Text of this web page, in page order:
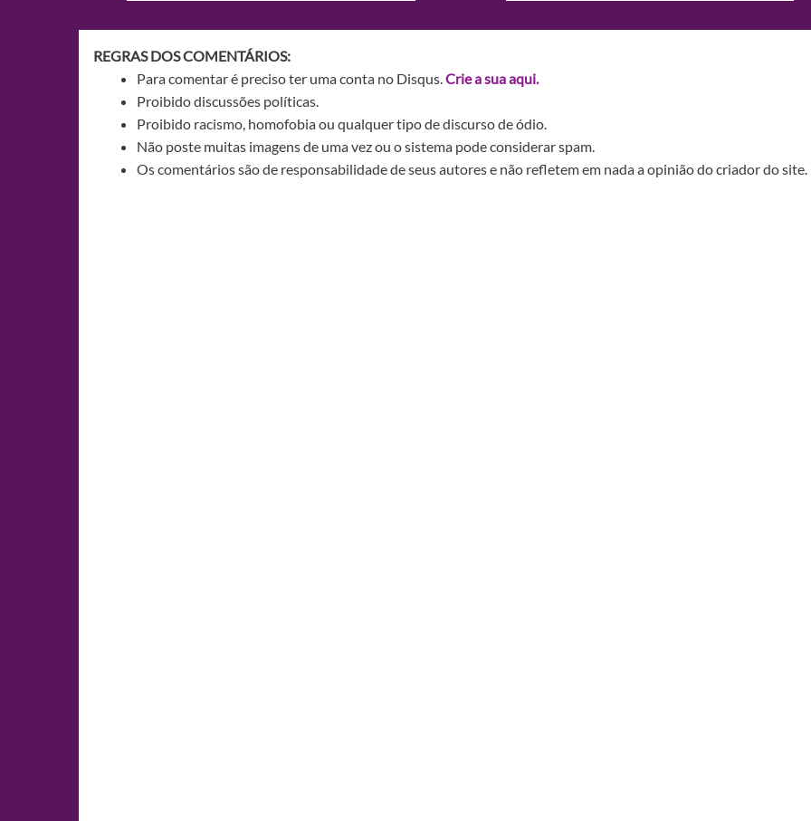
REGRAS DOS COMENTÁRIOS:
Para comentar é preciso ter uma conta no Disqus.Crie a sua aqui.
Proibido discussões políticas.
Proibido racismo, homofobia ou qualquer tipo de discurso de ódio.
Não poste muitas imagens de uma vez ou o sistema pode considerar spam.
Os comentários são de responsabilidade de seus autores e não refletem em nada a opinião do criador do site.